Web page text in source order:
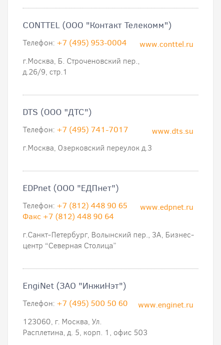
CONTTEL (ООО "Контакт Телекомм")
www.conttel.ru
Телефон: +7 (495) 953-0004
г.Москва, Б. Строченовский пер.,
д.26/9, стр.1
DTS (ООО "ДТС")
www.dts.su
Телефон: +7 (495) 741-7017
г.Москва, Озерковский переулок д.3
EDPnet (ООО "ЕДПнет")
www.edpnet.ru
Телефон: +7 (812) 448 90 65
Факс +7 (812) 448 90 64
г.Санкт-Петербург, Волынский пер., 3А, Бизнес-
центр “Северная Столица”
EngiNet (ЗАО "ИнжиНэт")
www.enginet.ru
Телефон: +7 (495) 500 50 60
123060, г. Москва, Ул.
Расплетина, д. 5, корп. 1, офис 503